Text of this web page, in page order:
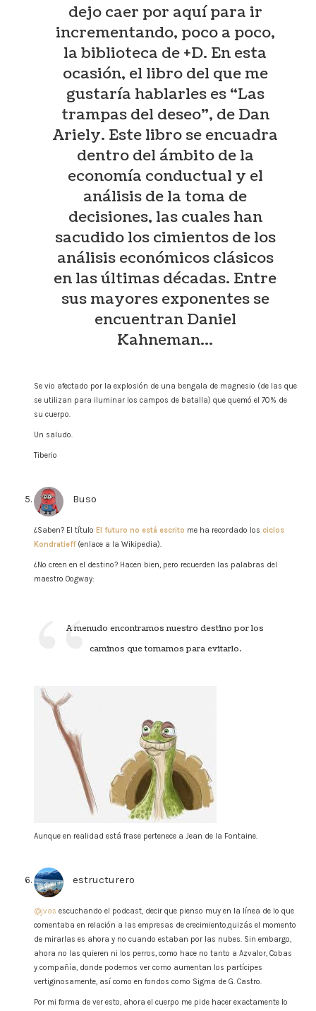
dejo caer por aquí para ir
incrementando, poco a poco,
la biblioteca de +D. En esta
ocasión, el libro del que me
gustaría hablarles es “Las
trampas del deseo”, de Dan
Ariely. Este libro se encuadra
dentro del ámbito de la
economía conductual y el
análisis de la toma de
decisiones, las cuales han
sacudido los cimientos de los
análisis económicos clásicos
en las últimas décadas. Entre
sus mayores exponentes se
encuentran Daniel
Kahneman…
Se vio afectado por la explosión de una bengala de magnesio (de las que
se utilizan para iluminar los campos de batalla) que quemó el 70% de
su cuerpo.
Un saludo.
Tiberio
Buso
¿Saben? El título El futuro no está escrito me ha recordado los ciclos
Kondratieff(enlace a la Wikipedia).
¿No creen en el destino? Hacen bien, pero recuerden las palabras del
maestro Oogway:
A menudo encontramos nuestro destino por los
caminos que tomamos para evitarlo.
Aunque en realidad está frase pertenece a Jean de la Fontaine.
estructurero
@jvas escuchando el podcast, decir que pienso muy en la línea de lo que
comentaba en relación a las empresas de crecimiento,quizás el momento
de mirarlas es ahora y no cuando estaban por las nubes. Sin embargo,
ahora no las quieren ni los perros, como hace no tanto a Azvalor, Cobas
y compañía, donde podemos ver como aumentan los partícipes
vertiginosamente, así como en fondos como Sigma de G. Castro.
Por mi forma de ver esto, ahora el cuerpo me pide hacer exactamente lo